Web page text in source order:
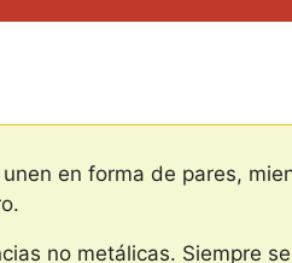
en forma de pares,
no metálicas. Siempre